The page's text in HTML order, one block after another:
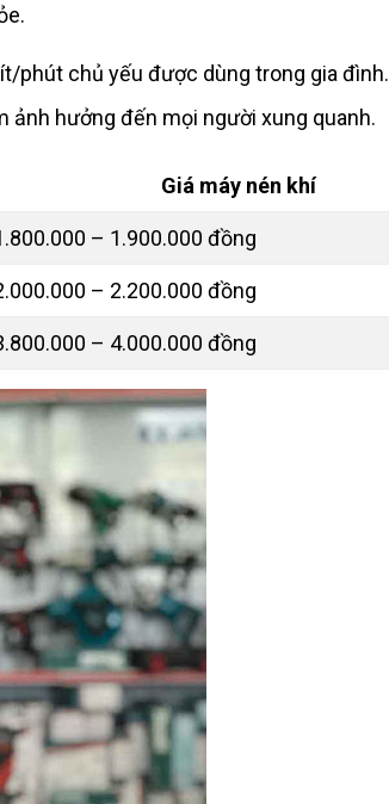
phút chủ yếu được dùng trong gia đình.
ảnh hưởng đến mọi người xung quanh.
Giá máy nén khí
– 1.900.000 đồng
– 2.200.000 đồng
– 4.000.000 đồng